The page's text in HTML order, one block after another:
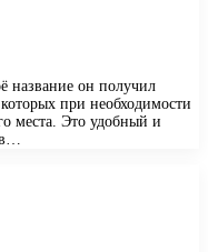
название он получил
при необходимости
места. Это удобный и